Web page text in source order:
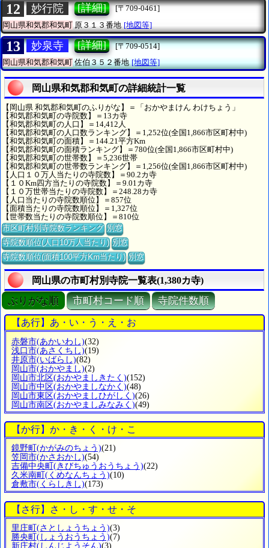
12 妙行院 [詳細]
[〒709-0461]
岡山県和気郡和気町 原３１３番地 [地図等]
13 妙泉寺 [詳細]
[〒709-0514]
岡山県和気郡和気町佐伯３５２番地 [地図等]
岡山県和気郡和気町の詳細統計一覧
【岡山県 和気郡和気町のふりがな】＝「おかやまけん わけちょう」
【和気郡和気町の寺院数】＝13カ寺
【和気郡和気町の人口】＝14,412人
【和気郡和気町の人口数ランキング】＝1,252位(全国1,866市区町村中)
【和気郡和気町の面積】＝144.21平方Km
【和気郡和気町の面積ランキング】＝780位(全国1,866市区町村中)
【和気郡和気町の世帯数】＝5,236世帯
【和気郡和気町の世帯数ランキング】＝1,256位(全国1,866市区町村中)
【人口１０万人当たりの寺院数】＝90.2カ寺
【１０Km四方当たりの寺院数】＝9.01カ寺
【１０万世帯当たりの寺院数】＝248.28カ寺
【人口当たりの寺院数順位】＝857位
【面積当たりの寺院数順位】＝1,327位
【世帯数当たりの寺院数順位】＝810位
市区町村別寺院数ランキング 別窓
寺院数順位(人口10万人当たり) 別窓
寺院数順位(面積100平方Km当たり) 別窓
岡山県の市町村別寺院一覧表(1,380カ寺)
ぶりがな順 市町村コード順 寺院件数順
【あ行】あ・い・う・え・お
赤磐市(あかいわし)(32)
浅口市(あさくちし)(19)
井原市(いばらし)(82)
岡山市(おかやまし)(2)
岡山市北区(おかやましきたく)(152)
岡山市中区(おかやましなかく)(48)
岡山市東区(おかやましひがしく)(26)
岡山市南区(おかやましみなみく)(49)
【か行】か・き・く・け・こ
鏡野町 (かがみのちょう)(21)
笠岡市(かさおかし)(54)
吉備中央町 (きびちゅうおうちょう)(22)
久米南町 (くめなんちょう)(10)
倉敷市(くらしきし)(173)
【さ行】さ・し・す・せ・そ
里庄町 (さとしょうちょう)(3)
勝央町 (しょうおうちょう)(7)
新庄村(しんじようそん)(3)